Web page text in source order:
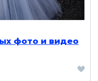
Создание великолепных фото и видео